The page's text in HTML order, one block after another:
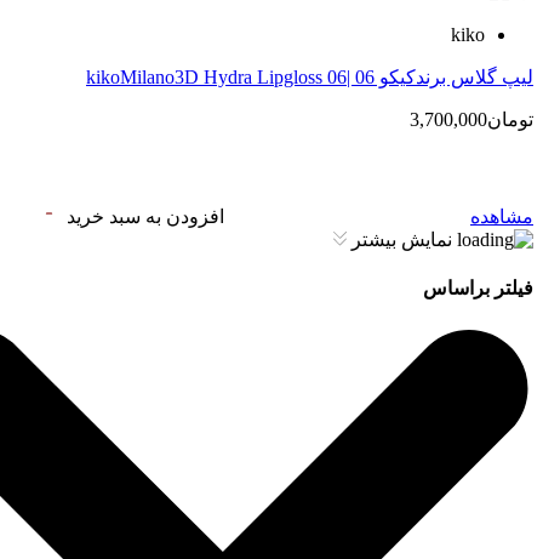
kiko
لیپ گلاس‌ برندکیکو 06 |kikoMilano3D Hydra Lipgloss 06
تومان3,700,000
مشاهده
افزودن به سبد خرید
نمایش بیشتر
فیلتر براساس